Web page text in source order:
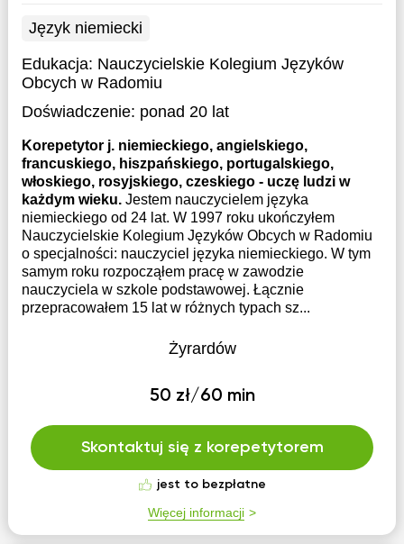
Język niemiecki
Edukacja: Nauczycielskie Kolegium Języków
Obcych w Radomiu
Doświadczenie: ponad 20 lat
Korepetytor j. niemieckiego, angielskiego,
francuskiego, hiszpańskiego, portugalskiego,
włoskiego, rosyjskiego, czeskiego - uczę ludzi w
każdym wieku. Jestem nauczycielem języka
niemieckiego od 24 lat. W 1997 roku ukończyłem
Nauczycielskie Kolegium Języków Obcych w Radomiu
o specjalności: nauczyciel języka niemieckiego. W tym
samym roku rozpocząłem pracę w zawodzie
nauczyciela w szkole podstawowej. Łącznie
przepracowałem 15 lat w różnych typach sz...
Żyrardów
50 zł/60 min
Skontaktuj się z korepetytorem
jest to bezpłatne
Więcej informacji